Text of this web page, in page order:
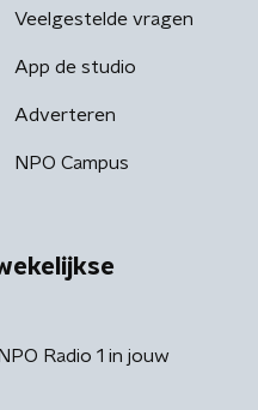
Veelgestelde vragen
App de studio
Adverteren
NPO Campus
Radio 1 in jouw